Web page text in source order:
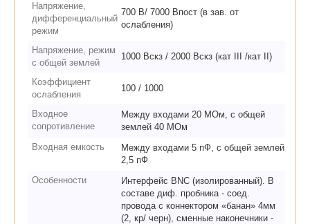
Напряжение,
дифференциальный
режим
700 В/ 7000 Впост (в зав. от
ослабления)
Напряжение, режим
с общей землей
1000 Вскз / 2000 Вскз (кат III /кат II)
Коэффициент
ослабления
100 / 1000
Входное
сопротивление
Между входами 20 МОм, с общей
землей 40 МОм
Входная емкость
Между входами 5 пФ, с общей землей
2,5 пФ
Особенности
Интерфейс BNC (изолированный). В
составе диф. пробника - соед.
провода с коннектором «банан» 4мм
(2, кр/ черн), сменные наконечники -